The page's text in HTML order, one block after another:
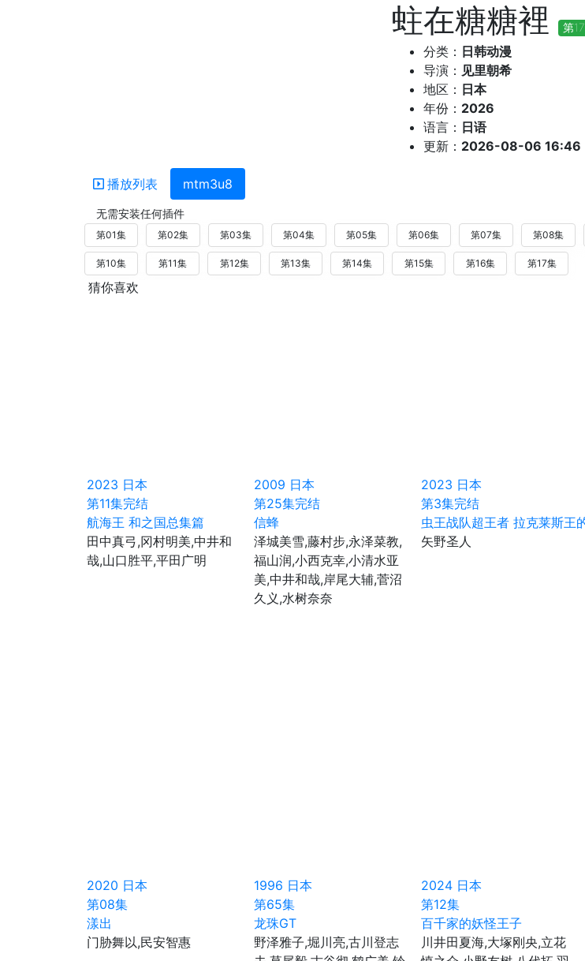
蛀在糖糖裡 第
分类： 日韩动漫
导演： 见里朝希
地区： 日本
年份： 2026
语言： 日语
更新： 2026-08-06 16:46
播放列表 mtm3u8
无需安装任何插件
第01集 第02集 第03集 第04集 第05集 第06集 第07集 第08集
第10集 第11集 第12集 第13集 第14集 第15集 第16集 第17集
猜你喜欢
2023 日本
第11集完结
航海王 和之国总集篇
田中真弓,冈村明美,中井和
哉,山口胜平,平田广明
2009 日本
第25集完结
信蜂
泽城美雪,藤村步,永泽菜教,
福山润,小西克幸,小清水亚
美,中井和哉,岸尾大辅,菅沼
久义,水树奈奈
2023 日本
第3集完结
虫王战队超王者 拉克莱斯王
矢野圣人
2020 日本
第08集
漾出
门胁舞以,民安智惠
1996 日本
第65集
龙珠GT
野泽雅子,堀川亮,古川登志
2024 日本
第12集
百千家的妖怪王子
川井田夏海,大塚刚央,立花